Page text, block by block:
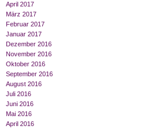
April 2017
März 2017
Februar 2017
Januar 2017
Dezember 2016
November 2016
Oktober 2016
September 2016
August 2016
Juli 2016
Juni 2016
Mai 2016
April 2016